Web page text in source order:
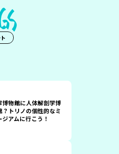
博物館に人体解剖学博
？トリノの個性的なミ
ジアムに行こう！